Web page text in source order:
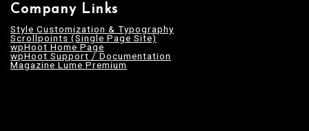
Company Links
Style Customization & Typography
Scrollpoints (Single Page Site)
wpHoot Home Page
wpHoot Support / Documentation
Magazine Lume Premium